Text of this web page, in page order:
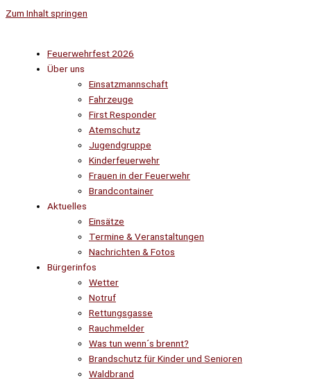
Zum Inhalt springen
Feuerwehrfest 2026
Über uns
Einsatzmannschaft
Fahrzeuge
First Responder
Atemschutz
Jugendgruppe
Kinderfeuerwehr
Frauen in der Feuerwehr
Brandcontainer
Aktuelles
Einsätze
Termine & Veranstaltungen
Nachrichten & Fotos
Bürgerinfos
Wetter
Notruf
Rettungsgasse
Rauchmelder
Was tun wenn´s brennt?
Brandschutz für Kinder und Senioren
Waldbrand